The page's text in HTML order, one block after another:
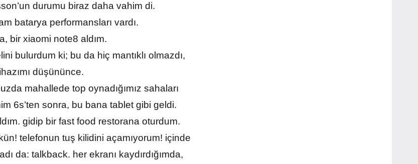
durumu biraz daha vahim di.
batarya performansları vardı.
bir xiaomi note8 aldım.
bulurdum ki; bu da hiç mantıklı olmazdı,
düşününce.
mahallede top oynadığımız sahaları
6s’ten sonra, bu bana tablet gibi geldi.
gidip bir fast food restorana oturdum.
telefonun tuş kilidini açamıyorum! içinde
da: talkback. her ekranı kaydırdığımda,